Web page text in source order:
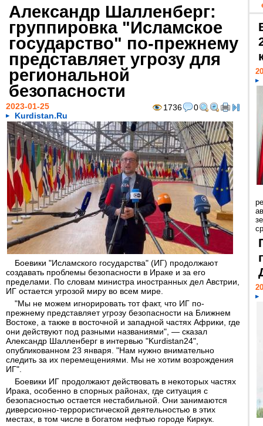
Александр Шалленберг:
группировка "Исламское
государство" по-прежнему
представляет угрозу для
региональной
безопасности
1736 0
2023-01-25
Kurdistan.Ru
Боевики "Исламского государства" (ИГ) продолжают
создавать проблемы безопасности в Ираке и за его
пределами. По словам министра иностранных дел Австрии,
ИГ остается угрозой миру во всем мире.
"Мы не можем игнорировать тот факт, что ИГ по-
прежнему представляет угрозу безопасности на Ближнем
Востоке, а также в восточной и западной частях Африки, где
они действуют под разными названиями", — сказал
Александр Шалленберг в интервью "Kurdistan24",
опубликованном 23 января. "Нам нужно внимательно
следить за их перемещениями. Мы не хотим возрождения
ИГ".
Боевики ИГ продолжают действовать в некоторых частях
Ирака, особенно в спорных районах, где ситуация с
безопасностью остается нестабильной. Они занимаются
диверсионно-террористической деятельностью в этих
местах, в том числе в богатом нефтью городе Киркук.